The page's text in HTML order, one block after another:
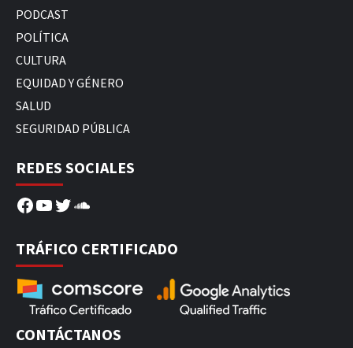
PODCAST
POLÍTICA
CULTURA
EQUIDAD Y GÉNERO
SALUD
SEGURIDAD PÚBLICA
REDES SOCIALES
Facebook
YouTube
Twitter
SoundCloud
TRÁFICO CERTIFICADO
CONTÁCTANOS